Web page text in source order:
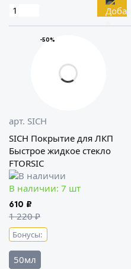
-50%
арт. SICH
SICH Покрытие для ЛКП
Быстрое жидкое стекло
FTORSIC
В наличии: 7 шт
610 ₽
1 220 ₽
Бонусы:
50мл